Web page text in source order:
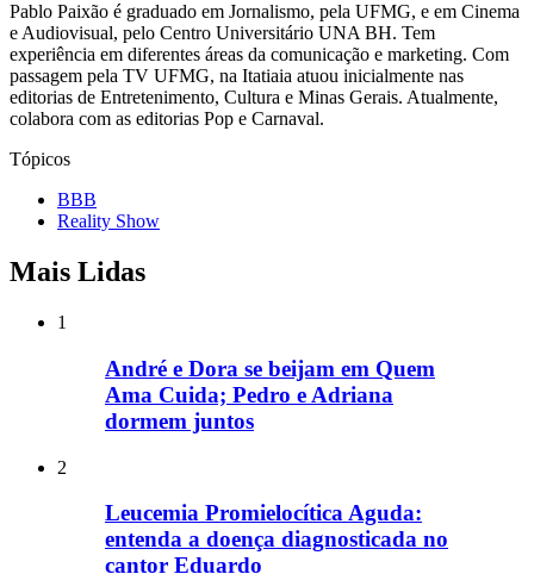
Pablo Paixão é graduado em Jornalismo, pela UFMG, e em Cinema
e Audiovisual, pelo Centro Universitário UNA BH. Tem
experiência em diferentes áreas da comunicação e marketing. Com
passagem pela TV UFMG, na Itatiaia atuou inicialmente nas
editorias de Entretenimento, Cultura e Minas Gerais. Atualmente,
colabora com as editorias Pop e Carnaval.
Tópicos
BBB
Reality Show
Mais Lidas
1
André e Dora se beijam em Quem
Ama Cuida; Pedro e Adriana
dormem juntos
2
Leucemia Promielocítica Aguda:
entenda a doença diagnosticada no
cantor Eduardo